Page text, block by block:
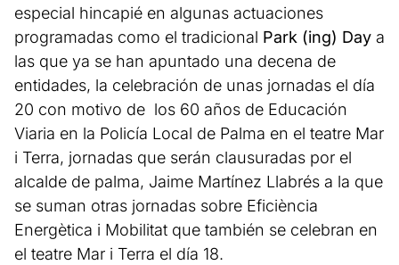
especial hincapié en algunas actuaciones
programadas como el tradicional Park (ing) Day a
las que ya se han apuntado una decena de
entidades, la celebración de unas jornadas el día
20 con motivo de los 60 años de Educación
Viaria en la Policía Local de Palma en el teatre Mar
i Terra, jornadas que serán clausuradas por el
alcalde de palma, Jaime Martínez Llabrés a la que
se suman otras jornadas sobre Eficiència
Energètica i Mobilitat que también se celebran en
el teatre Mar i Terra el día 18.